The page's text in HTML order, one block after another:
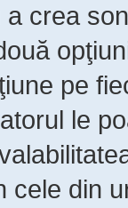
crea
pe
le
cele din